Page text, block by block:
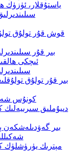
ياستۇقلار، ئۈزۈك
قوش قۇر تولۇق
بىر قۇر
ئىچكى
بىر قۇر تولۇق
كونۇس
دىيۇملىق
بىر گەۋدىلەشكەن
مېترىك يۈرۈشلۈك